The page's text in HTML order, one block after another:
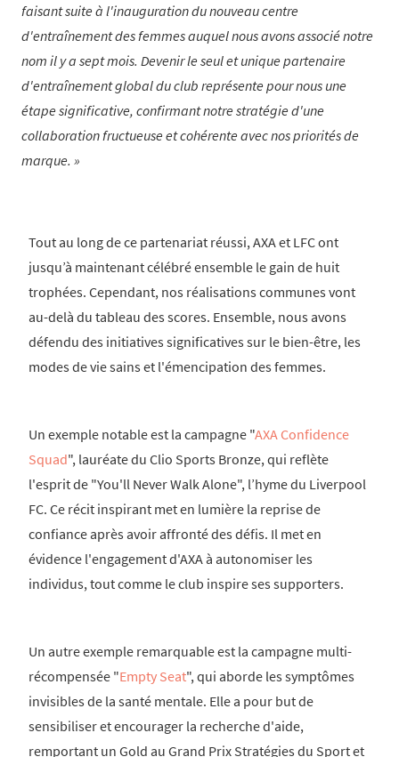
faisant suite à l'inauguration du nouveau centre
d'entraînement des femmes auquel nous avons associé notre
nom il y a sept mois. Devenir le seul et unique partenaire
d'entraînement global du club représente pour nous une
étape significative, confirmant notre stratégie d'une
collaboration fructueuse et cohérente avec nos priorités de
marque.
Tout au long de ce partenariat réussi, AXA et LFC ont
jusqu’à maintenant célébré ensemble le gain de huit
trophées. Cependant, nos réalisations communes vont
au-delà du tableau des scores. Ensemble, nous avons
défendu des initiatives significatives sur le bien-être, les
modes de vie sains et l'émencipation des femmes.
Un exemple notable est la campagne "AXA Confidence
Squad", lauréate du Clio Sports Bronze, qui reflète
l'esprit de "You'll Never Walk Alone", l’hyme du Liverpool
FC. Ce récit inspirant met en lumière la reprise de
confiance après avoir affronté des défis. Il met en
évidence l'engagement d'AXA à autonomiser les
individus, tout comme le club inspire ses supporters.
Un autre exemple remarquable est la campagne multi-
récompensée "Empty Seat", qui aborde les symptômes
invisibles de la santé mentale. Elle a pour but de
sensibiliser et encourager la recherche d'aide,
remportant un Gold au Grand Prix Stratégies du Sport et